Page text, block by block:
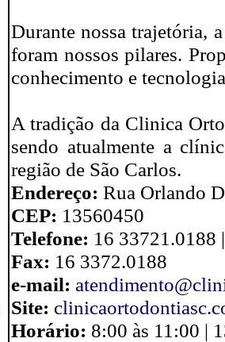
Durante nossa trajetória,
foram nossos pilares.
conhecimento e
A tradição da Clinica
sendo atualmente a
região de São Carlos.
Endereço: Rua Orlando
CEP: 13560450
Telefone: 16 33721.0188
Fax: 16 3372.0188
e-mail:
Site:
Horário: 8:00 às 11:00 |